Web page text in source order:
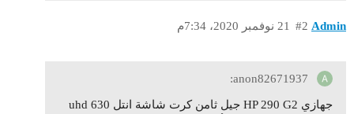
Admin 21 نوفمبر 2020، 7:34م #2
جهازي HP 290 G2 جيل ثامن كرت شاشة انتل uhd 630